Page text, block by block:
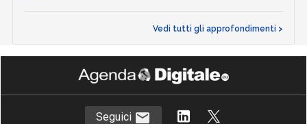
Vedi tutti gli approfondimenti >
Seguici